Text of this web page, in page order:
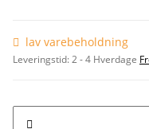
lav varebeholdning
Leveringstid:2 - 4 Hverdage